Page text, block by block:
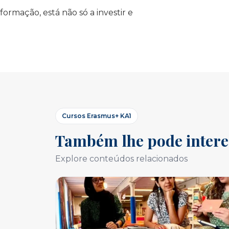
formação, está não só a investir e
Cursos Erasmus+ KA1
Também lhe pode
Explore conteúdos relacionados